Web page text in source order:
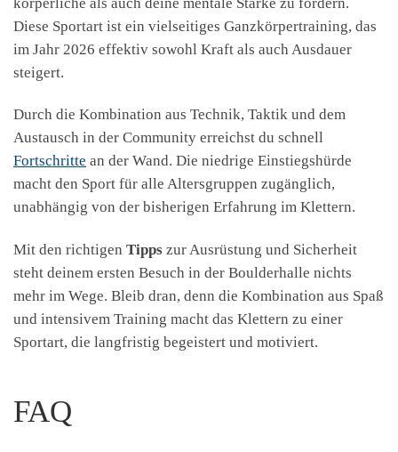
körperliche als auch deine mentale Stärke zu fördern.
Diese Sportart ist ein vielseitiges Ganzkörpertraining, das
im Jahr 2026 effektiv sowohl Kraft als auch Ausdauer
steigert.
Durch die Kombination aus Technik, Taktik und dem
Austausch in der Community erreichst du schnell
Fortschritte an der Wand. Die niedrige Einstiegshürde
macht den Sport für alle Altersgruppen zugänglich,
unabhängig von der bisherigen Erfahrung im Klettern.
Mit den richtigen Tipps zur Ausrüstung und Sicherheit
steht deinem ersten Besuch in der Boulderhalle nichts
mehr im Wege. Bleib dran, denn die Kombination aus Spaß
und intensivem Training macht das Klettern zu einer
Sportart, die langfristig begeistert und motiviert.
FAQ